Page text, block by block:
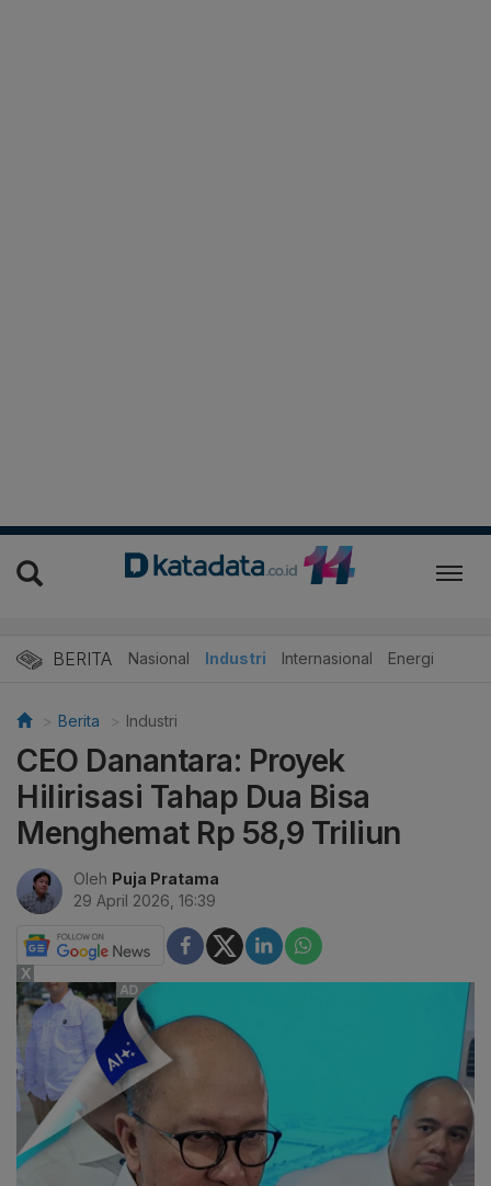
BERITA Nasional Industri Internasional Energi
Berita Industri
CEO Danantara: Proyek
Hilirisasi Tahap Dua Bisa
Menghemat Rp 58,9 Triliun
Oleh Puja Pratama
29 April 2026, 16:39
X